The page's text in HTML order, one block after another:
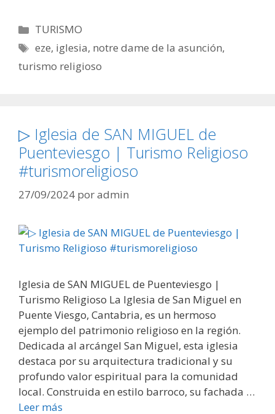
Categorías
TURISMO
Etiquetas
eze, iglesia, notre dame de la asunción,
turismo religioso
▷ Iglesia de SAN MIGUEL de
Puenteviesgo | Turismo Religioso
#turismoreligioso
27/09/2024 poradmin
Iglesia de SAN MIGUEL de Puenteviesgo |
Turismo Religioso La Iglesia de San Miguel en
Puente Viesgo, Cantabria, es un hermoso
ejemplo del patrimonio religioso en la región.
Dedicada al arcángel San Miguel, esta iglesia
destaca por su arquitectura tradicional y su
profundo valor espiritual para la comunidad
local. Construida en estilo barroco, su fachada …
Leer más